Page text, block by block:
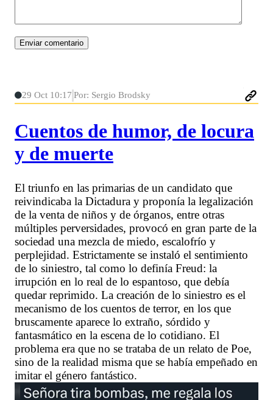
29 Oct 10:17 Por: Sergio Brodsky
Cuentos de humor, de locura
y de muerte
El triunfo en las primarias de un candidato que
reivindicaba la Dictadura y proponía la legalización
de la venta de niños y de órganos, entre otras
múltiples perversidades, provocó en gran parte de la
sociedad una mezcla de miedo, escalofrío y
perplejidad. Estrictamente se instaló el sentimiento
de lo siniestro, tal como lo definía Freud: la
irrupción en lo real de lo espantoso, que debía
quedar reprimido. La creación de lo siniestro es el
mecanismo de los cuentos de terror, en los que
bruscamente aparece lo extraño, sórdido y
fantasmático en la escena de lo cotidiano. El
problema era que no se trataba de un relato de Poe,
sino de la realidad misma que se había empeñado en
imitar el género fantástico.